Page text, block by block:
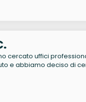
cercato uffici
e abbiamo deciso di